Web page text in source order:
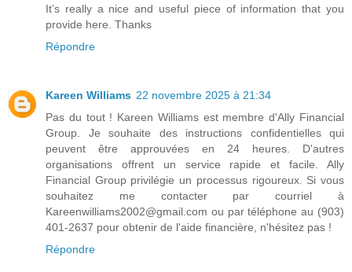
It’s really a nice and useful piece of information that you
provide here. Thanks
Répondre
Kareen Williams 22 novembre 2025 à 21:34
Pas du tout ! Kareen Williams est membre d'Ally Financial
Group. Je souhaite des instructions confidentielles qui
peuvent être approuvées en 24 heures. D'autres
organisations offrent un service rapide et facile. Ally
Financial Group privilégie un processus rigoureux. Si vous
souhaitez me contacter par courriel à
Kareenwilliams2002@gmail.com ou par téléphone au (903)
401-2637 pour obtenir de l'aide financière, n'hésitez pas !
Répondre